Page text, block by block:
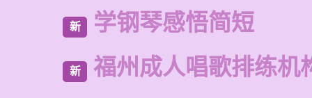
新 学钢琴感悟简短
新 福州成人唱歌排练机